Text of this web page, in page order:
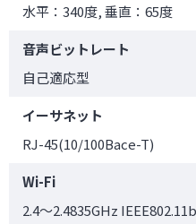
水平：340度, 垂直：65度
音声ビットレート
自己適応型
イーサネット
RJ-45(10/100Bace-T)
Wi-Fi
2.4～2.4835GHz